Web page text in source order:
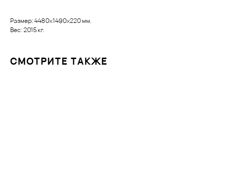
Размер: 4480х1490х220 мм.
Вес: 2015 кг.
СМОТРИТЕ ТАКЖЕ